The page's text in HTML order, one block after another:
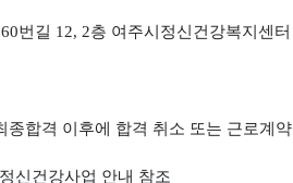
번길 12, 2층 여주시정신건강복지센터
종합격 이후에 합격 취소 또는 근로계
신건강사업 안내 참조